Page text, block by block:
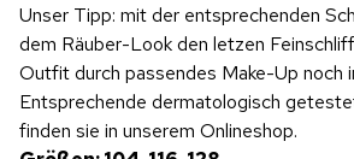
Unser Tipp: mit der entsprechenden
dem Räuber-Look den letzen
Outfit durch passendes Make-Up noch
Entsprechende dermatologisch
finden sie in unserem Onlineshop.